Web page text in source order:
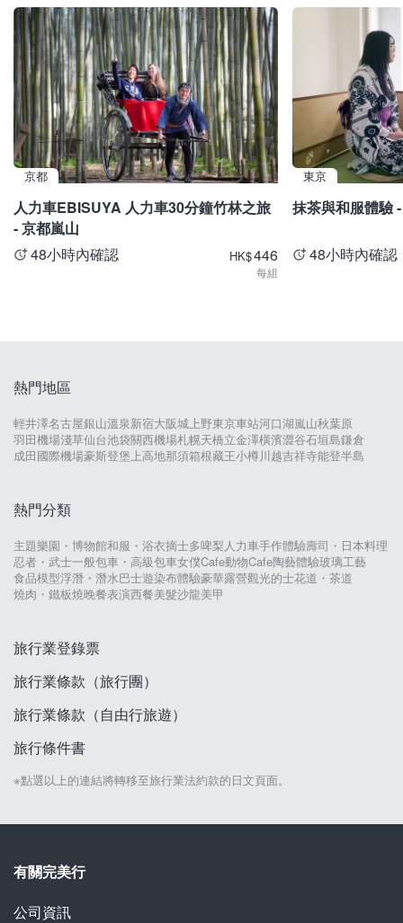
京都
人力車EBISUYA 人力車30分鐘竹林之旅
- 京都嵐山
48小時內確認
HK$446
每組
東京
抹茶與和服體驗
48小時內確認
熱門地區
輕井澤名古屋銀山溫泉新宿大阪城 上野東京車站河口湖嵐山秋葉原
羽田機場淺草仙台池袋關西機場札幌天橋立金澤橫濱澀谷石垣島鎌倉
成田國際機場豪斯登堡 上高地那須箱根藏王小樽川越吉祥寺能登半島
熱門分類
主題樂園・博物館和服・浴衣摘士多啤梨 人力車手作體驗壽司・日本料理
忍者・武士一般包車・高級包車女僕Cafe動物Cafe陶藝體驗玻璃工藝
食品模型浮潛・潛水巴士遊染布體驗豪華露營觀光的士花道・茶道
燒肉・鐵板燒晚餐表演西餐美髮沙龍美甲
旅行業登錄票
旅行業條款（旅行團）
旅行業條款（自由行旅遊）
旅行條件書
※點選以上的連結將轉移至旅行業法約款的日文頁面。
有關完美行
公司資訊